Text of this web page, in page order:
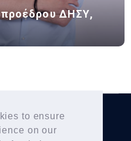
to ensure
on our
ΔΗΣΥ,
. All Rights